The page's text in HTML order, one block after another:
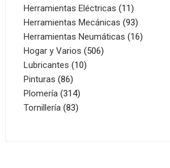
Herramientas Eléctricas 1111
productos
Herramientas Mecánicas 9393
productos
Herramientas Neumáticas 1616
Hogar y Varios 506506
Lubricantes 1010
Pinturas 8686
productos
Plomería 314314
productos
Tornillería 8383